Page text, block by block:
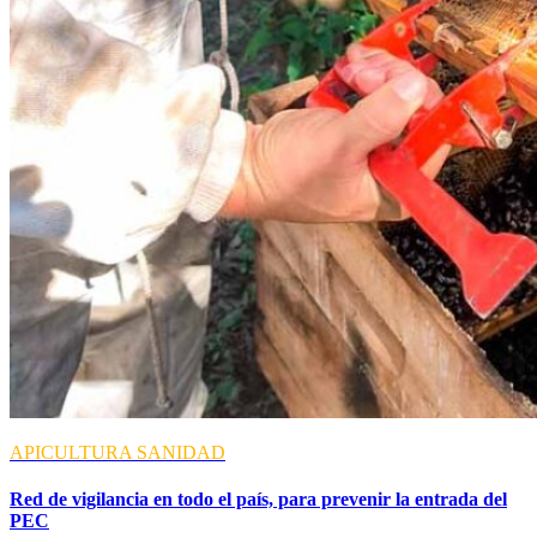
APICULTURA SANIDAD
Red de vigilancia en todo el país, para prevenir la entrada del
PEC